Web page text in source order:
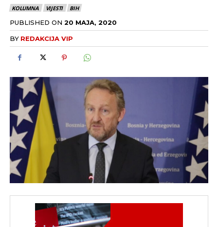
KOLUMNA VIJESTI BIH
PUBLISHED ON 20 MAJA, 2020
BY REDAKCIJA VIP